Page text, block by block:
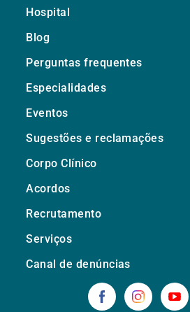
Hospital
Blog
Perguntas frequentes
Especialidades
Eventos
Sugestões e reclamações
Corpo Clínico
Acordos
Recrutamento
Serviços
Canal de denúncias